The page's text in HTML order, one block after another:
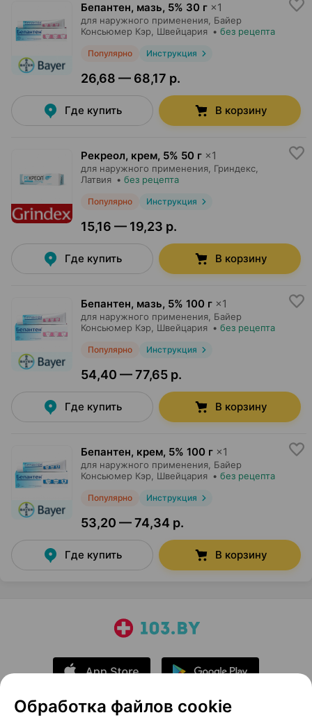
Бепантен, мазь, 5% 30 г ×1
для наружного применения, Байер
Консьюмер Кэр, Швейцария • без рецепта
Популярно Инструкция
26,68 — 68,17 р.
Где купить В корзину
Рекреол, крем, 5% 50 г ×1
для наружного применения, Гриндекс,
Латвия • без рецепта
Популярно Инструкция
15,16 — 19,23 р.
Где купить В корзину
Бепантен, мазь, 5% 100 г ×1
для наружного применения, Байер
Консьюмер Кэр, Швейцария • без рецепта
Популярно Инструкция
54,40 — 77,65 р.
Где купить В корзину
Бепантен, крем, 5% 100 г ×1
для наружного применения, Байер
Консьюмер Кэр, Швейцария • без рецепта
Популярно Инструкция
53,20 — 74,34 р.
Где купить В корзину
Обработка файлов cookie